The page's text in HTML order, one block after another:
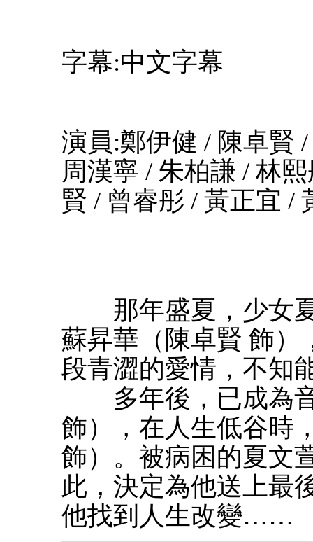
字幕:中文字幕
演員:鄭伊健 / 陳卓賢
周漢寧 / 朱柏謙 / 林
賢 / 曾睿彤 / 黃正宜 /
那年盛夏，少女夏
蘇昇華（陳卓賢 飾）
段青澀的愛情，不
多年後，已成為音
飾），在人生低谷時
飾）。被病困的夏文
此，決定為他送上最
他找到人生改變……